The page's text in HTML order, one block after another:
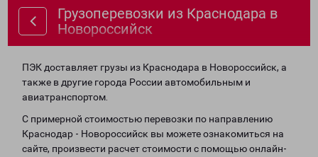
Грузоперевозки из Краснодара в
Новороссийск
ПЭК доставляет грузы из Краснодара в Новороссийск, а
также в другие города России автомобильным и
авиатранспортом.
С примерной стоимостью перевозки по направлению
Краснодар - Новороссийск вы можете ознакомиться на
сайте, произвести расчет стоимости с помощью онлайн-